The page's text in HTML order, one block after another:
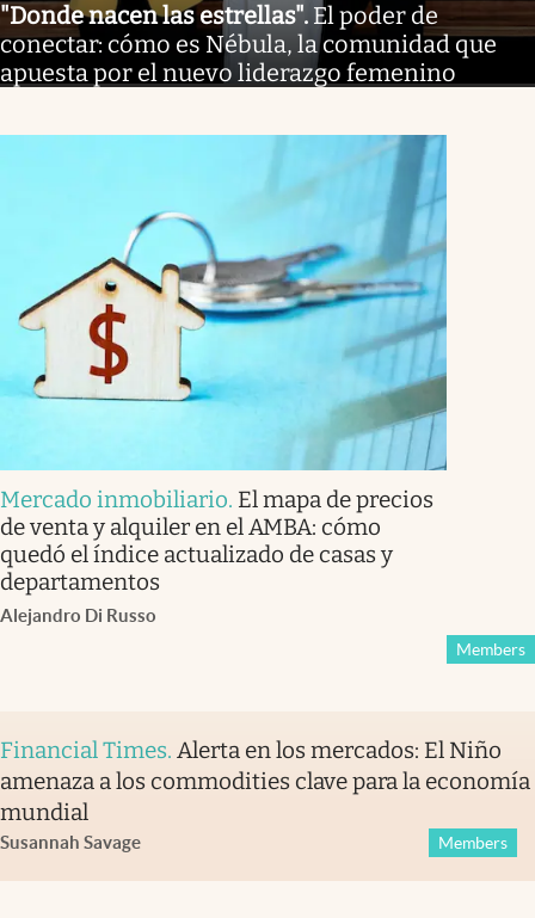
"Donde nacen las estrellas". El poder de
conectar: cómo es Nébula, la comunidad que
apuesta por el nuevo liderazgo femenino
Mercado inmobiliario. El mapa de precios
de venta y alquiler en el AMBA: cómo
quedó el índice actualizado de casas y
departamentos
Alejandro Di Russo
Members
Financial Times. Alerta en los mercados: El Niño
amenaza a los commodities clave para la economía
mundial
Susannah Savage Members